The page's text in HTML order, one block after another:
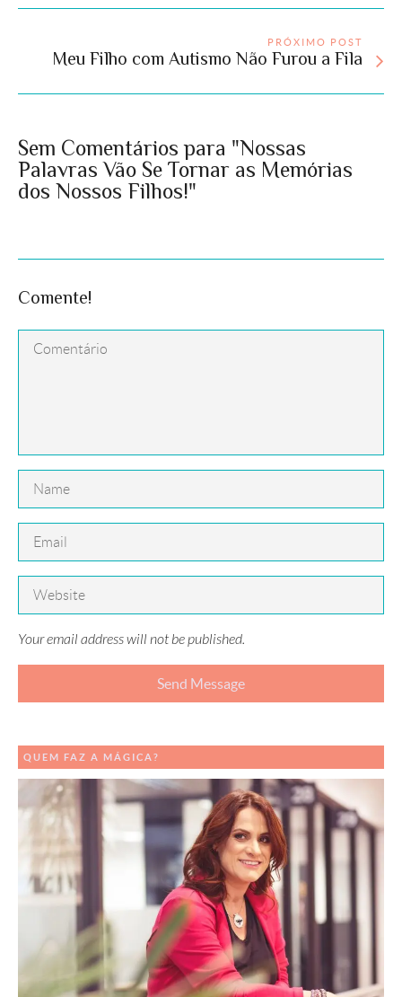
PRÓXIMO POST
Meu Filho com Autismo Não Furou a Fila
Sem Comentários para "Nossas
Palavras Vão Se Tornar as Memórias
dos Nossos Filhos!"
Comente!
Your email address will not be published.
QUEM FAZ A MÁGICA?